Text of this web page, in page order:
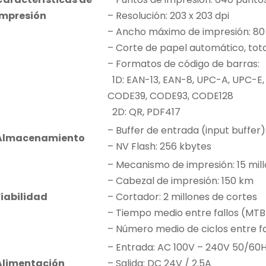
– Resolución: 203 x 203 dpi
– Ancho máximo de impresión:
– Corte de papel automático,
– Formatos de código de barras:
1D: EAN-13, EAN-8, UPC-A, UPC-
CODE39, CODE93, CODE128
2D: QR, PDF417
– Buffer de entrada (input
– NV Flash: 256 kbytes
– Mecanismo de impresión: 15
– Cabezal de impresión: 150 km
– Cortador: 2 millones de cortes
– Tiempo medio entre fallos
– Número medio de ciclos entre
– Entrada: AC 100V – 240V 50/